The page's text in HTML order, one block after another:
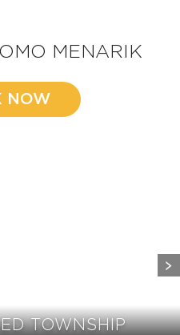
MENARIK
NOW
TOWNSHIP